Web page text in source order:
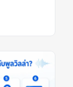
ยนเดียว ข้อร้อง
ข้อร้องเรียน
าพักพูดถึงค่าใช้
เห็นในประกาศ